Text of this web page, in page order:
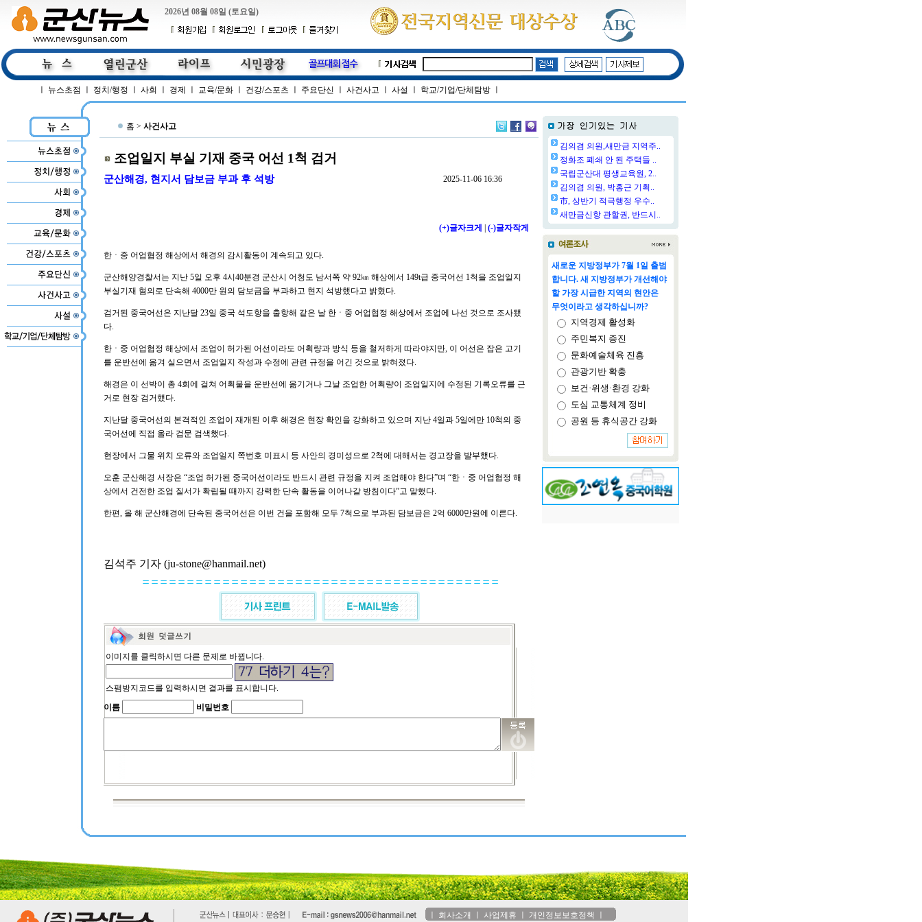
2026년 08월 08일 (토요일)
뉴스초점 정치/행정 사회 경제 교육/문화 건강/스포츠 주요단신 사건사고 사설 학교/기업/단체탐방
홈 > 사건사고
조업일지 부실 기재 중국 어선 1척 검거
군산해경, 현지서 담보금 부과 후 석방 2025-11-06 16:36
(+)글자크게 (-)글자작게
한ㆍ중 어업협정 해상에서 해경의 감시활동이 계속되고 있다.
군산해양경찰서는 지난 5일 오후 4시40분경 군산시 어청도 남서쪽 약 92㎞ 해상에서 149t급 중국어선 1척을 조업일지
부실기재 혐의로 단속해 4000만 원의 담보금을 부과하고 현지 석방했다고 밝혔다.
검거된 중국어선은 지난달 23일 중국 석도항을 출항해 같은 날 한ㆍ중 어업협정 해상에서 조업에 나선 것으로 조사됐
다.
한ㆍ중 어업협정 해상에서 조업이 허가된 어선이라도 어획량과 방식 등을 철저하게 따라야지만, 이 어선은 잡은 고기
를 운반선에 옮겨 실으면서 조업일지 작성과 수정에 관련 규정을 어긴 것으로 밝혀졌다.
해경은 이 선박이 총 4회에 걸쳐 어획물을 운반선에 옮기거나 그날 조업한 어획량이 조업일지에 수정된 기록오류를 근
거로 현장 검거했다.
지난달 중국어선의 본격적인 조업이 재개된 이후 해경은 현장 확인을 강화하고 있으며 지난 4일과 5일에만 10척의 중
국어선에 직접 올라 검문 검색했다.
현장에서 그물 위치 오류와 조업일지 쪽번호 미표시 등 사안의 경미성으로 2척에 대해서는 경고장을 발부했다.
오훈 군산해경 서장은 “조업 허가된 중국어선이라도 반드시 관련 규정을 지켜 조업해야 한다”며 “한ㆍ중 어업협정 해
상에서 건전한 조업 질서가 확립될 때까지 강력한 단속 활동을 이어나갈 방침이다”고 말했다.
한편, 올 해 군산해경에 단속된 중국어선은 이번 건을 포함해 모두 7척으로 부과된 담보금은 2억 6000만원에 이른다.
김석주 기자 (ju-stone@hanmail.net)
이미지를 클릭하시면 다른 문제로 바뀝니다.
스팸방지코드를 입력하시면 결과를 표시합니다.
이름
비밀번호
김의겸 의원,새만금 지역주..
정화조 폐쇄 안 된 주택들 ..
국립군산대 평생교육원, 2..
김의겸 의원, 박홍근 기획..
市, 상반기 적극행정 우수..
새만금신항 관할권, 반드시..
새로운 지방정부가 7월 1일 출범
합니다. 새 지방정부가 개선해야
할 가장 시급한 지역의 현안은
무엇이라고 생각하십니까?
지역경제 활성화
주민복지 증진
문화예술체육 진흥
관광기반 확충
보건·위생·환경 강화
도심 교통체계 정비
공원 등 휴식공간 강화
회사소개 사업제휴 개인정보보호정책